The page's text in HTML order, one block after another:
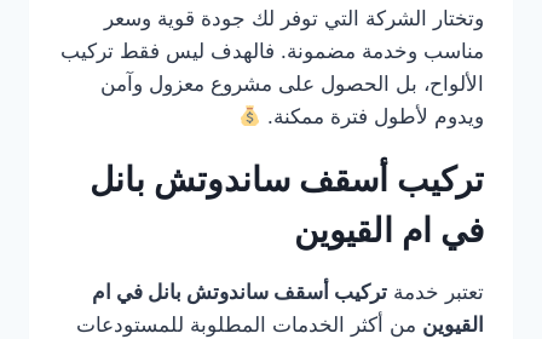
وتختار الشركة التي توفر لك جودة قوية وسعر
مناسب وخدمة مضمونة. فالهدف ليس فقط تركيب
الألواح، بل الحصول على مشروع معزول وآمن
ويدوم لأطول فترة ممكنة.
تركيب أسقف ساندوتش بانل
في ام القيوين
تعتبر خدمة تركيب أسقف ساندوتش بانل في ام
القيوين من أكثر الخدمات المطلوبة للمستودعات